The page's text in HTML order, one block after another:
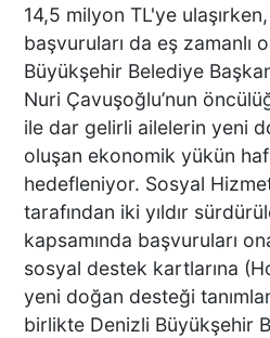
14,5 milyon TL'ye
başvuruları da eş zamanlı
Büyükşehir Belediye
Nuri Çavuşoğlu’nun
ile dar gelirli ailelerin yeni
oluşan ekonomik yükün
hedefleniyor. Sosyal
tarafından iki yıldır
kapsamında başvuruları
sosyal destek kartlarına
yeni doğan desteği
birlikte Denizli Büyükşehir